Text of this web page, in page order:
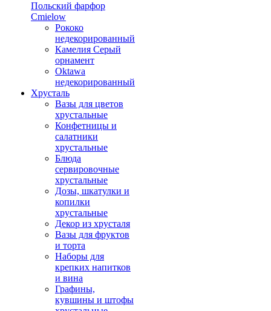
Польский фарфор
Сmielow
Рококо
недекорированный
Камелия Серый
орнамент
Oktawa
недекорированный
Хрусталь
Вазы для цветов
хрустальные
Конфетницы и
салатники
хрустальные
Блюда
сервировочные
хрустальные
Дозы, шкатулки и
копилки
хрустальные
Декор из хрусталя
Вазы для фруктов
и торта
Наборы для
крепких напитков
и вина
Графины,
кувшины и штофы